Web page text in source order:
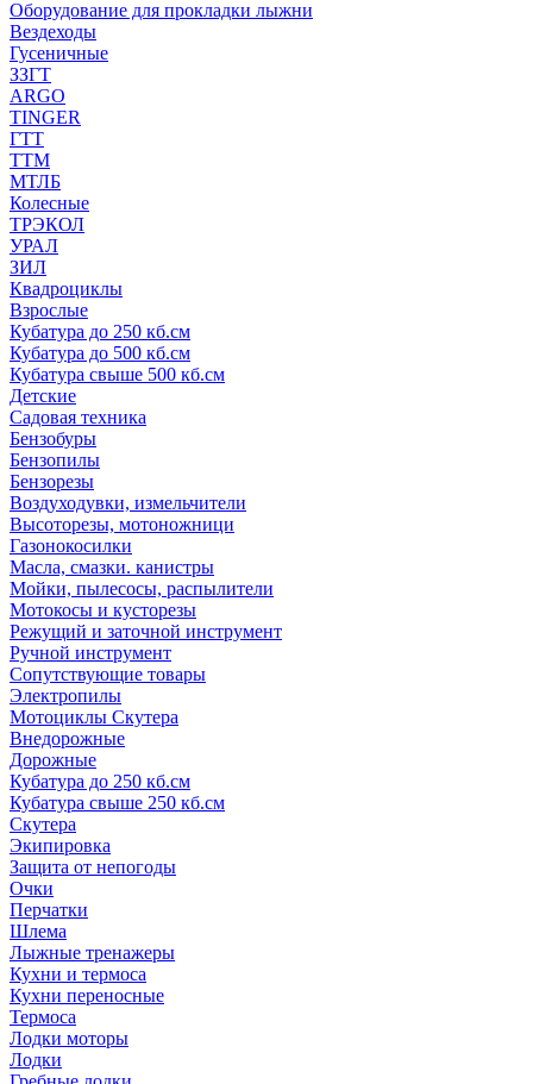
Оборудование для прокладки лыжни
Вездеходы
Гусеничные
ЗЗГТ
ARGO
TINGER
ГТТ
ТТМ
МТЛБ
Колесные
ТРЭКОЛ
УРАЛ
ЗИЛ
Квадроциклы
Взрослые
Кубатура до 250 кб.см
Кубатура до 500 кб.см
Кубатура свыше 500 кб.см
Детские
Садовая техника
Бензобуры
Бензопилы
Бензорезы
Воздуходувки, измельчители
Высоторезы, мотоножници
Газонокосилки
Масла, смазки. канистры
Мойки, пылесосы, распылители
Мотокосы и кусторезы
Режущий и заточной инструмент
Ручной инструмент
Сопутствующие товары
Электропилы
Мотоциклы Скутера
Внедорожные
Дорожные
Кубатура до 250 кб.см
Кубатура свыше 250 кб.см
Скутера
Экипировка
Защита от непогоды
Очки
Перчатки
Шлема
Лыжные тренажеры
Кухни и термоса
Кухни переносные
Термоса
Лодки моторы
Лодки